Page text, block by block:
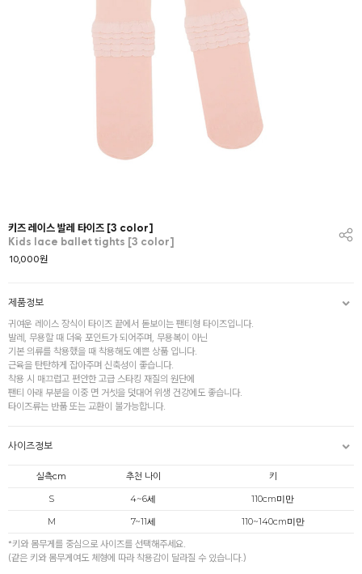
키즈 레이스 발레 타이즈 [3 color]
Kids lace ballet tights [3 color]
10,000원
제품정보
귀여운 레이스 장식이 타이즈 끝에서 돋보이는 팬티형 타이즈입니다.
발레, 무용할 때 더욱 포인트가 되어주며, 무용복이 아닌
기본 의류를 착용했을 때 착용해도 예쁜 상품 입니다.
근육을 탄탄하게 잡아주며 신축성이 좋습니다.
착용 시 매끄럽고 편안한 고급 스타킹 재질의 원단에
팬티 아래 부분을 이중 면 거셋을 덧대어 위생 건강에도 좋습니다.
타이즈류는 반품 또는 교환이 불가능합니다.
사이즈정보
실측cm 추천 나이
키
S
4~6세
110cm미만
M
7~11세
110~140cm미만
*키와 몸무게를 중심으로 사이즈를 선택해주세요.
(같은 키와 몸무게여도 체형에 따라 착용감이 달라질 수 있습니다.)